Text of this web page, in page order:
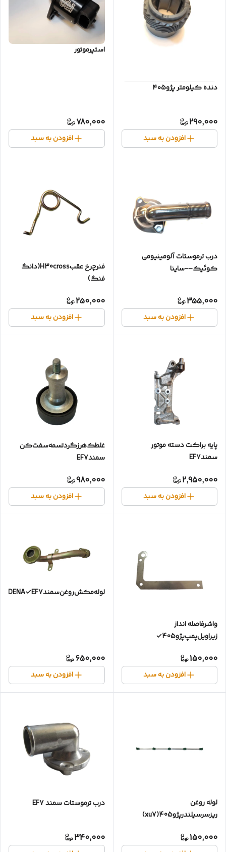
دنده کیلومتر پژو۴۰۵
290,000
افزودن به سبد
استپرموتور
780,000
افزودن به سبد
درب ترموستات آلومینیومی
کوئیک--ساینا
355,000
افزودن به سبد
فنر‌چرخ عقب‌H30cross(دانگ
فنگ)
250,000
افزودن به سبد
پایه براکت دسته موتور
سمندEF7
2,950,000
افزودن به سبد
غلطک‌هرزگرد‌تسمه‌سفت‌کن‌
سمندEF7
980,000
افزودن به سبد
واشرفاصله انداز
زیراویل‌پمپ‌پژو405✓
150,000
افزودن به سبد
لوله‌مکش‌روغن‌سمندDENA✓EF7✓بااورینگ
650,000
افزودن به سبد
لوله روغن
ریزسرسیلندرپژو405(xu7)
150,000
درب ترموستات سمند EF7
340,000